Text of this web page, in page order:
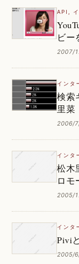
API ,
ビー
2007/
インタ
検索
里菜
2006/
インタ
松木
ロモ
2005/
インタ
Pivi
2005/